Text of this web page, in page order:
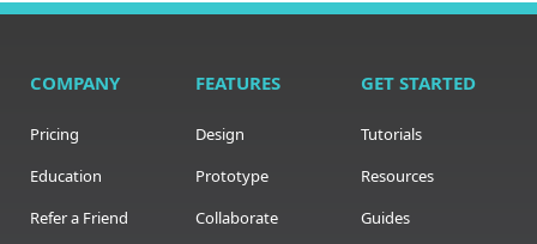
COMPANY
Pricing
Education
Refer a Friend
FEATURES
Design
Prototype
Collaborate
GET STARTED
Tutorials
Resources
Guides